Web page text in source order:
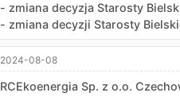
- zmiana decyzja Starosty
- zmiana decyzji Starosty
2024-08-08
RCEkoenergia Sp. z o.o.